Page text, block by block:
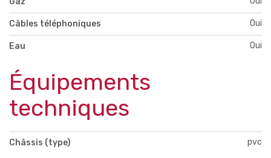
Câbles téléphoniques Oui
Eau Oui
Équipements
techniques
Châssis (type) pvc